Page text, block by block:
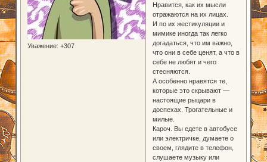
Уважение: +307
Нравится, как их мысли
отражаются на их лицах.
И по их жестикуляции и
мимике иногда так легко
догадаться, что им важно,
что они в себе ценят, а что в
себе не любят и чего
стесняются.
А особенно нравятся те,
которые это скрывают —
настоящие рыцари в
доспехах. Трогательные и
милые.
Кароч. Вы едете в автобусе
или электричке, думаете о
своем, глядите в телефон,
слушаете музыку или